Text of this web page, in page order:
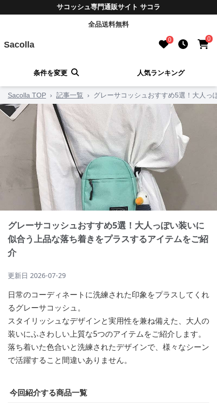
サコッシュ専門通販サイト サコラ
全品送料無料
Sacolla 0 0
条件を変更 人気ランキング
Sacolla TOP › 記事一覧 › グレーサコッシュおすすめ5選！大人っ
グレーサコッシュおすすめ5選！大人っぽい装いに
似合う上品な落ち着きをプラスするアイテムをご紹
介
更新日 2026-07-29
日常のコーディネートに洗練された印象をプラスしてくれ
るグレーサコッシュ。
スタイリッシュなデザインと実用性を兼ね備えた、大人の
装いにふさわしい上質な5つのアイテムをご紹介します。
落ち着いた色合いと洗練されたデザインで、様々なシーン
で活躍すること間違いありません。
今回紹介する商品一覧